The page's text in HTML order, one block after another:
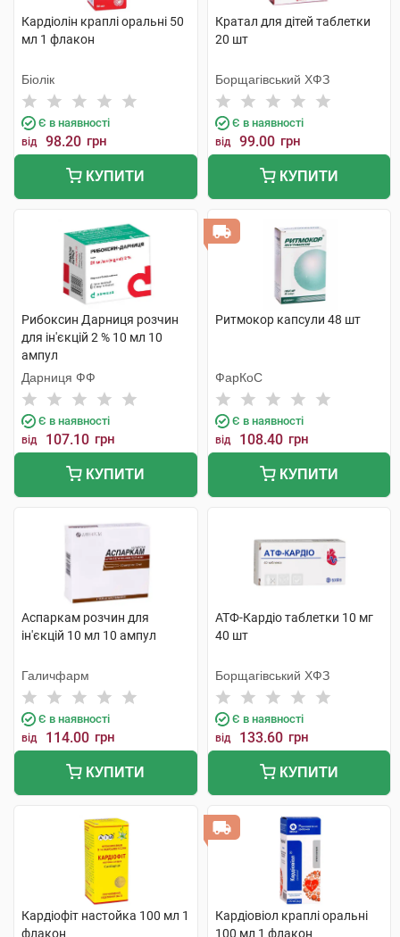
Кардіолін краплі оральні 50
мл 1 флакон
Біолік
Є в наявності
від 98.20 грн
КУПИТИ
Кратал для дітей таблетки
20 шт
Борщагівський ХФЗ
Є в наявності
від 99.00 грн
КУПИТИ
Рибоксин Дарниця розчин
для ін'єкцій 2 % 10 мл 10
ампул
Дарниця ФФ
Є в наявності
від 107.10 грн
КУПИТИ
Ритмокор капсули 48 шт
ФарКоС
Є в наявності
від 108.40 грн
КУПИТИ
Аспаркам розчин для
ін'єкцій 10 мл 10 ампул
Галичфарм
Є в наявності
від 114.00 грн
КУПИТИ
АТФ-Кардіо таблетки 10 мг
40 шт
Борщагівський ХФЗ
Є в наявності
від 133.60 грн
КУПИТИ
Кардіофіт настойка 100 мл 1
флакон
Кардіовіол краплі оральні
100 мл 1 флакон